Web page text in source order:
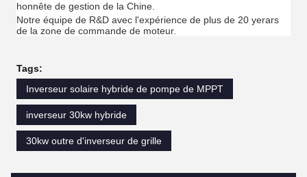
honnête de gestion de la Chine.
Notre équipe de R&D avec l'expérience de plus de 20 yerars
de la zone de commande de moteur.
Tags:
Inverseur solaire hybride de pompe de MPPT
inverseur 30kw hybride
30kw outre d'inverseur de grille